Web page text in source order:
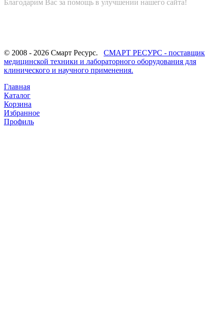
Благодарим Вас за помощь в улучшении нашего сайта!
© 2008 - 2026 Смарт Ресурс. СМАРТ РЕСУРС - поставщик
медицинской техники и лабораторного оборудования для
клинического и научного применения.
Главная
Каталог
Корзина
Избранное
Профиль